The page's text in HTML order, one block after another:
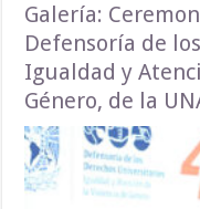
Galería:
Defensoría de
Igualdad y
Género, de la